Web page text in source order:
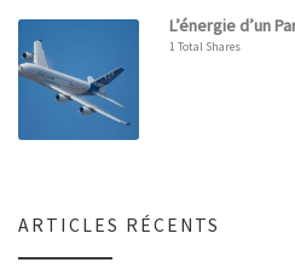
L’énergie d’un
1 Total Shares
ARTICLES RÉCENTS